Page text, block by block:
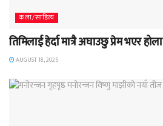
कला/साहित्य
तिमिलाई हेर्दा मात्रै अघाउछु प्रेम भएर होला
AUGUST 18, 2025